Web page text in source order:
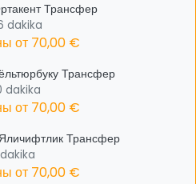
Трансфер
dakika
от 70,00 €
Трансфер
dakika
от 70,00 €
Трансфер
от 70,00 €